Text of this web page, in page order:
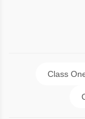
Class